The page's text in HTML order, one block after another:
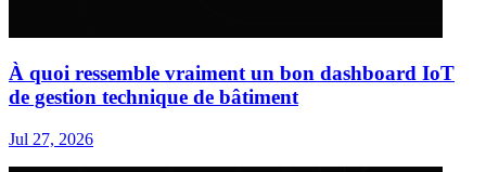
À quoi ressemble vraiment un bon dashboard IoT
de gestion technique de bâtiment
Jul 27, 2026